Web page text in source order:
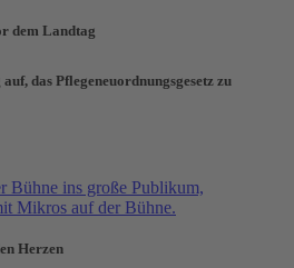
dem Landtag
das Pflegeneuordnungsgesetz zu
Herzen